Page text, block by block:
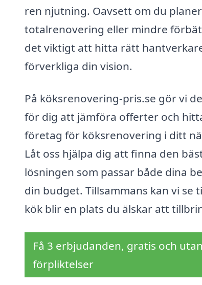
ren njutning. Oavsett om du
totalrenovering eller mindre
det viktigt att hitta rätt
förverkliga din vision.
På köksrenovering-pris.se gör vi
för dig att jämföra offerter och
företag för köksrenovering i ditt
Låt oss hjälpa dig att finna den
lösningen som passar både dina
din budget. Tillsammans kan vi se
kök blir en plats du älskar att
Få 3 erbjudanden, gratis och utan
förpliktelser